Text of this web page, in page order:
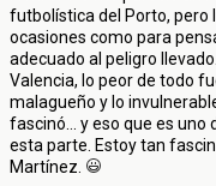
futbolística del Porto, pero
ocasiones como para
adecuado al peligro
Valencia, lo peor de todo
malagueño y lo
fascinó... y eso que es
esta parte. Estoy tan
Martínez.